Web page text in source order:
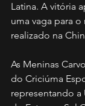
Latina. A vitória
uma vaga para
realizado na
As Meninas
do Criciúma
representando a